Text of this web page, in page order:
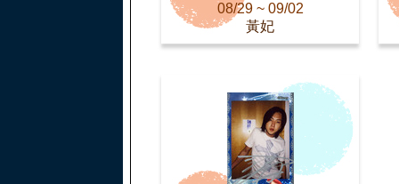
08/29 ~ 09/02
黃妃